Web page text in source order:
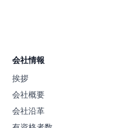
会社情報
挨拶
会社概要
会社沿革